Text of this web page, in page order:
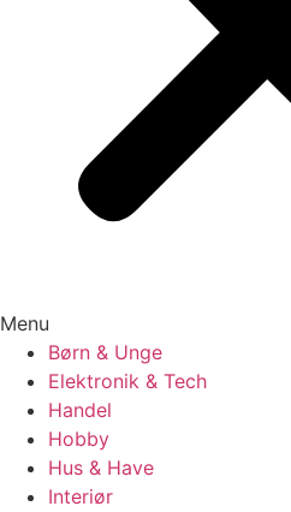
Menu
Børn & Unge
Elektronik & Tech
Handel
Hobby
Hus & Have
Interiør